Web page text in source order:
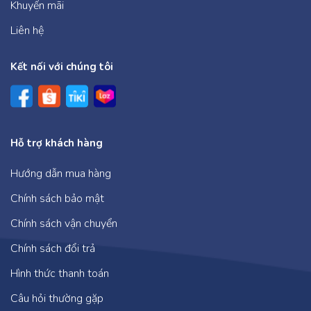
tương tác thú vị chắc chắn sẽ giúp trẻ tự rút ra bài
TRÁNH CÁC TAI NẠN ĐÁNG TIẾC XẢY RA CHO
TRẺ!
Bộ sách được phát hành tại Hệ thống nhà sách
Khuyến mãi
Liên hệ
Kết nối với chúng tôi
Hỗ trợ khách hàng
Hướng dẫn mua hàng
Chính sách bảo mật
Chính sách vận chuyển
Chính sách đổi trả
Hình thức thanh toán
Câu hỏi thường gặp